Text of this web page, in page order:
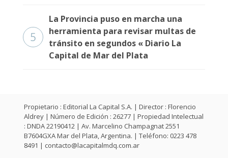
5
La Provincia puso en marcha una
herramienta para revisar multas de
tránsito en segundos « Diario La
Capital de Mar del Plata
Propietario : Editorial La Capital S.A. | Director : Florencio
Aldrey | Número de Edición : 26277 | Propiedad Intelectual
: DNDA 22190412 | Av. Marcelino Champagnat 2551
B7604GXA Mar del Plata, Argentina. | Teléfono: 0223 478
8491 | contacto@lacapitalmdq.com.ar